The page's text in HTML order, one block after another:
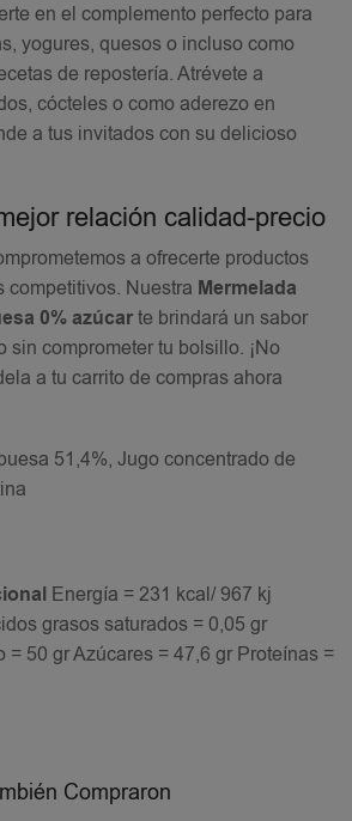
en el complemento perfecto para
yogures, quesos o incluso como
de repostería. Atrévete a
cócteles o como aderezo en
a tus invitados con su delicioso
relación calidad-precio
a ofrecerte productos
Nuestra Mermelada
0% azúcarte brindará un sabor
sin comprometer tu bolsillo. ¡No
a tu carrito de compras ahora
51,4%, Jugo concentrado de
Energía = 231 kcal/ 967 kj
grasos saturados = 0,05 gr
= 50 gr Azúcares = 47,6 gr Proteínas =
Compraron